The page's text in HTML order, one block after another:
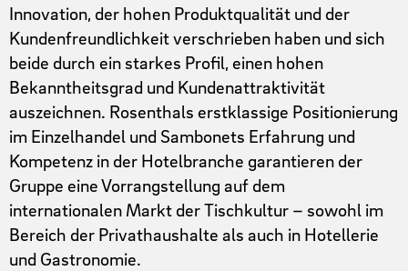
Innovation, der hohen Produktqualität und der
Kundenfreundlichkeit verschrieben haben und sich
beide durch ein starkes Profil, einen hohen
Bekanntheitsgrad und Kundenattraktivität
auszeichnen. Rosenthals erstklassige Positionierung
im Einzelhandel und Sambonets Erfahrung und
Kompetenz in der Hotelbranche garantieren der
Gruppe eine Vorrangstellung auf dem
internationalen Markt der Tischkultur – sowohl im
Bereich der Privathaushalte als auch in Hotellerie
und Gastronomie.